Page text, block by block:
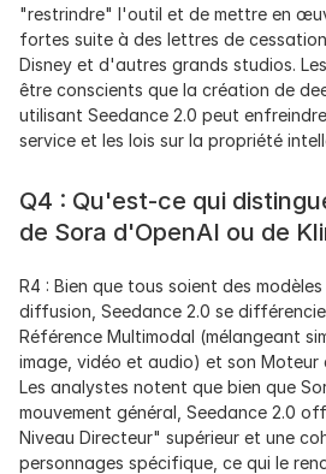
"restrindre" l'outil et de mettre en
fortes suite à des lettres de
Disney et d'autres grands studios.
être conscients que la création de
utilisant Seedance 2.0 peut
service et les lois sur la propriété
Q4 : Qu'est-ce qui
de Sora d'OpenAI ou de
R4 : Bien que tous soient des
diffusion, Seedance 2.0 se
Référence Multimodal (mélangeant
image, vidéo et audio) et son Moteur
Les analystes notent que bien que
mouvement général, Seedance 2.0
Niveau Directeur" supérieur et une
personnages spécifique, ce qui le